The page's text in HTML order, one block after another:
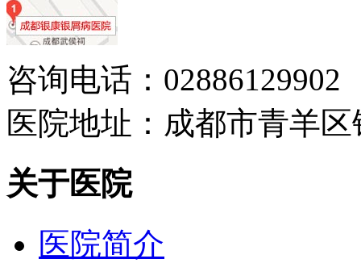
咨询电话：02886129902
医院地址：成都市青羊
关于医院
医院简介